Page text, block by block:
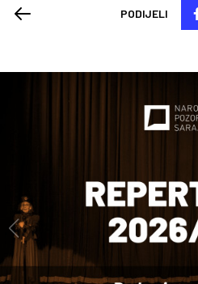
PODIJELI